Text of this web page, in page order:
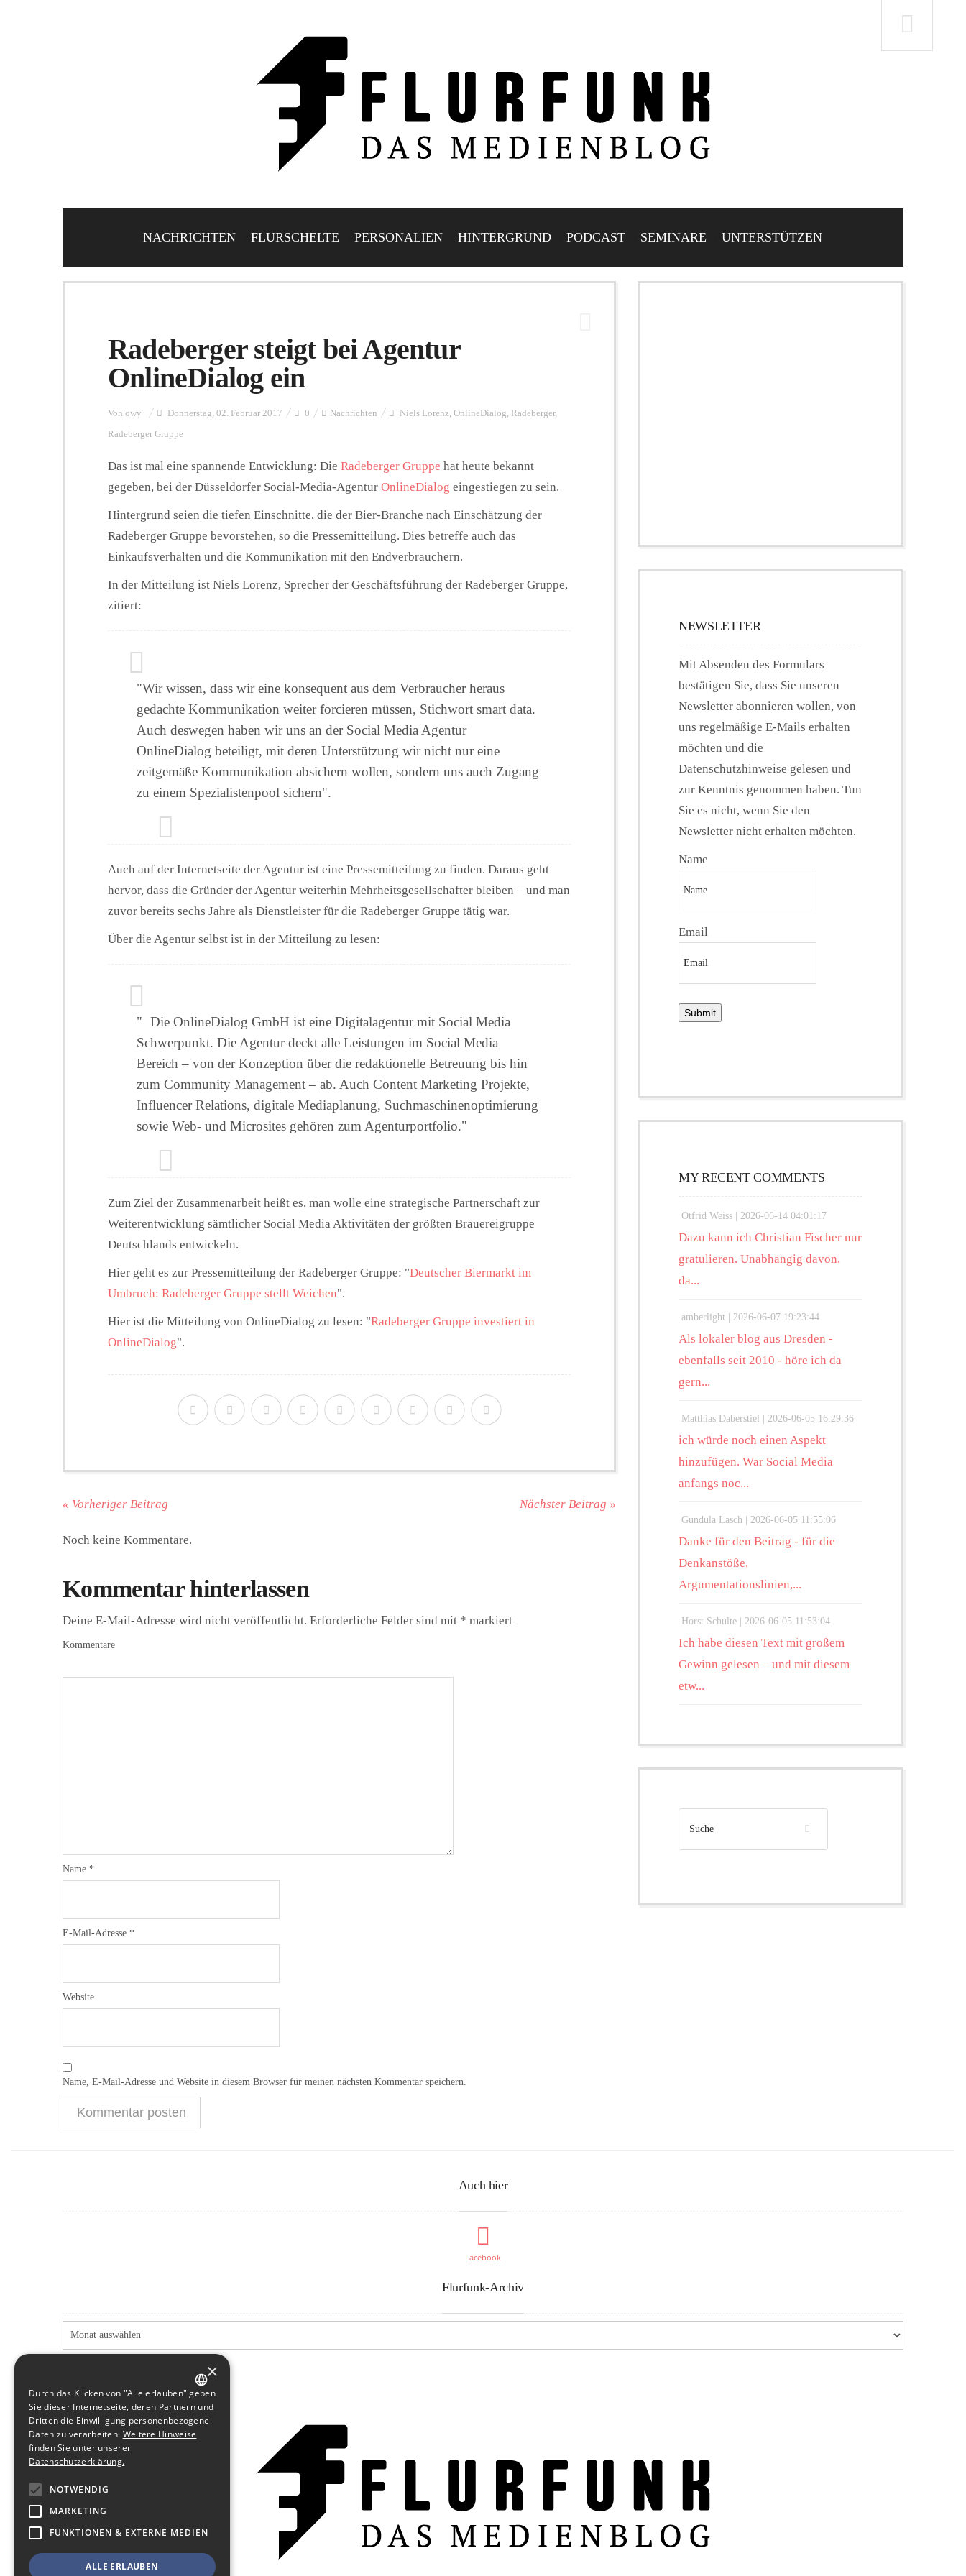
NACHRICHTEN FLURSCHELTE PERSONALIEN HINTERGRUND PODCAST SEMINARE UNTERSTÜTZEN
Radeberger steigt bei Agentur
OnlineDialog ein
Von owy Donnerstag, 02. Februar 2017 0 Nachrichten Niels Lorenz, OnlineDialog, Radeberger,
Radeberger Gruppe
Das ist mal eine spannende Entwicklung: Die Radeberger Gruppe hat heute bekannt
gegeben, bei der Düsseldorfer Social-Media-Agentur OnlineDialog eingestiegen zu sein.
Hintergrund seien die tiefen Einschnitte, die der Bier-Branche nach Einschätzung der
Radeberger Gruppe bevorstehen, so die Pressemitteilung. Dies betreffe auch das
Einkaufsverhalten und die Kom­munikation mit den Endverbrauchern.
In der Mitteilung ist Niels Lorenz, Sprecher der Geschäftsführung der Radeberger Gruppe,
zitiert:
"Wir wissen, dass wir eine konsequent aus dem Verbraucher heraus
gedachte Kommunikation weiter for­cieren müssen, Stichwort smart data.
Auch deswegen haben wir uns an der Social Media Agentur
OnlineDialog beteiligt, mit deren Unterstützung wir nicht nur eine
zeitgemäße Kommunikation absichern wollen, sondern uns auch Zugang
zu einem Spezialistenpool sichern".
Auch auf der Internetseite der Agentur ist eine Pressemitteilung zu finden. Daraus geht
hervor, dass die Gründer der Agentur weiterhin Mehrheitsgesellschafter bleiben – und man
zuvor bereits sechs Jahre als Dienstleister für die Radeberger Gruppe tätig war.
Über die Agentur selbst ist in der Mitteilung zu lesen:
" Die OnlineDialog GmbH ist eine Digitalagentur mit Social Media
Schwerpunkt. Die Agentur deckt alle Leistungen im Social Media
Bereich – von der Konzeption über die redaktionelle Betreuung bis hin
zum Community Management – ab. Auch Content Marketing Projekte,
Influencer Relations, digitale Mediaplanung, Suchmaschinenoptimierung
sowie Web- und Microsites gehören zum Agenturportfolio."
Zum Ziel der Zusammenarbeit heißt es, man wolle eine strategische Partnerschaft zur
Weiterentwicklung sämtlicher Social Media Aktivitäten der größten Brauereigruppe
Deutschlands entwickeln.
Hier geht es zur Pressemitteilung der Radeberger Gruppe: "Deutscher Biermarkt im
Umbruch: Radeberger Gruppe stellt Weichen".
Hier ist die Mitteilung von OnlineDialog zu lesen: "Radeberger Gruppe investiert in
OnlineDialog".
« Vorheriger Beitrag Nächster Beitrag »
Noch keine Kommentare.
Kommentar hinterlassen
Deine E-Mail-Adresse wird nicht veröffentlicht. Erforderliche Felder sind mit * markiert
Kommentare
Name *
E-Mail-Adresse *
Website
Name, E-Mail-Adresse und Website in diesem Browser für meinen nächsten Kommentar speichern.
NEWSLETTER
Mit Absenden des Formulars
bestätigen Sie, dass Sie unseren
Newsletter abonnieren wollen, von
uns regelmäßige E-Mails erhalten
möchten und die
Datenschutzhinweise gelesen und
zur Kenntnis genommen haben. Tun
Sie es nicht, wenn Sie den
Newsletter nicht erhalten möchten.
Name
Email
MY RECENT COMMENTS
Otfrid Weiss | 2026-06-14 04:01:17
Dazu kann ich Christian Fischer nur
gratulieren. Unabhängig davon,
da...
amberlight | 2026-06-07 19:23:44
Als lokaler blog aus Dresden -
ebenfalls seit 2010 - höre ich da
gern...
Matthias Daberstiel | 2026-06-05 16:29:36
ich würde noch einen Aspekt
hinzufügen. War Social Media
anfangs noc...
Gundula Lasch | 2026-06-05 11:55:06
Danke für den Beitrag - für die
Denkanstöße,
Argumentationslinien,...
Horst Schulte | 2026-06-05 11:53:04
Ich habe diesen Text mit großem
Gewinn gelesen – und mit diesem
etw...
Auch hier
Facebook
Flurfunk-Archiv
GERMAN
ENGLISH
×
Durch das Klicken von "Alle erlauben" geben
Sie dieser Internetseite, deren Partnern und
Dritten die Einwilligung personenbezogene
Daten zu verarbeiten. Weitere Hinweise
finden Sie unter unserer
Datenschutzerklärung.
NOTWENDIG
MARKETING
FUNKTIONEN & EXTERNE MEDIEN
ALLE ERLAUBEN